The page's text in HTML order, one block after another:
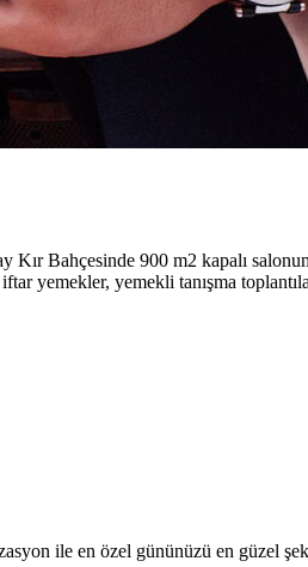
Kır Bahçesinde 900 m2 kapalı
yemekler, yemekli tanışma
ile en özel gününüzü en güzel